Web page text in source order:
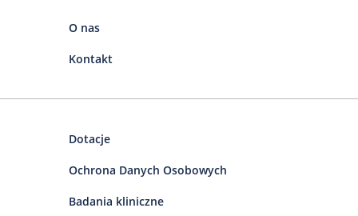
O nas
Kontakt
Dotacje
Ochrona Danych Osobowych
Badania kliniczne